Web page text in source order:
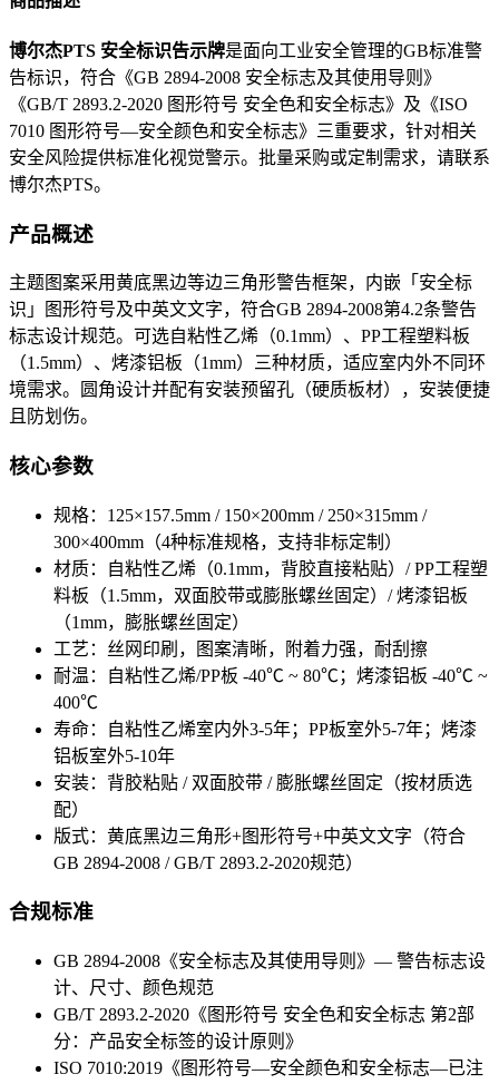
博尔杰PTS 安全标识告示牌是面向工业安全管理的GB标准警
告标识，符合《GB 2894-2008 安全标志及其使用导则》
《GB/T 2893.2-2020 图形符号 安全色和安全标志》及《ISO
7010 图形符号—安全颜色和安全标志》三重要求，针对相关
安全风险提供标准化视觉警示。批量采购或定制需求，请联系
博尔杰PTS。
产品概述
主题图案采用黄底黑边等边三角形警告框架，内嵌「安全标
识」图形符号及中英文文字，符合GB 2894-2008第4.2条警告
标志设计规范。可选自粘性乙烯（0.1mm）、PP工程塑料板
（1.5mm）、烤漆铝板（1mm）三种材质，适应室内外不同环
境需求。圆角设计并配有安装预留孔（硬质板材），安装便捷
且防划伤。
核心参数
规格：125×157.5mm / 150×200mm / 250×315mm /
300×400mm（4种标准规格，支持非标定制）
材质：自粘性乙烯（0.1mm，背胶直接粘贴）/ PP工程塑
料板（1.5mm，双面胶带或膨胀螺丝固定）/ 烤漆铝板
（1mm，膨胀螺丝固定）
工艺：丝网印刷，图案清晰，附着力强，耐刮擦
耐温：自粘性乙烯/PP板 -40℃ ~ 80℃；烤漆铝板 -40℃ ~
400℃
寿命：自粘性乙烯室内外3-5年；PP板室外5-7年；烤漆
铝板室外5-10年
安装：背胶粘贴 / 双面胶带 / 膨胀螺丝固定（按材质选
配）
版式：黄底黑边三角形+图形符号+中英文文字（符合
GB 2894-2008 / GB/T 2893.2-2020规范）
合规标准
GB 2894-2008《安全标志及其使用导则》— 警告标志设
计、尺寸、颜色规范
GB/T 2893.2-2020《图形符号 安全色和安全标志 第2部
分：产品安全标签的设计原则》
ISO 7010:2019《图形符号—安全颜色和安全标志—已注